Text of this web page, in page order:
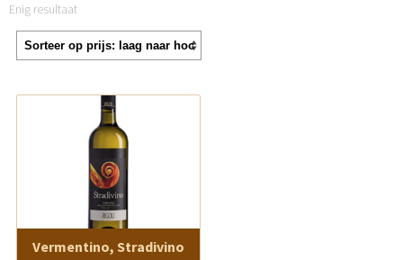
Enig resultaat
Vermentino, Stradivino